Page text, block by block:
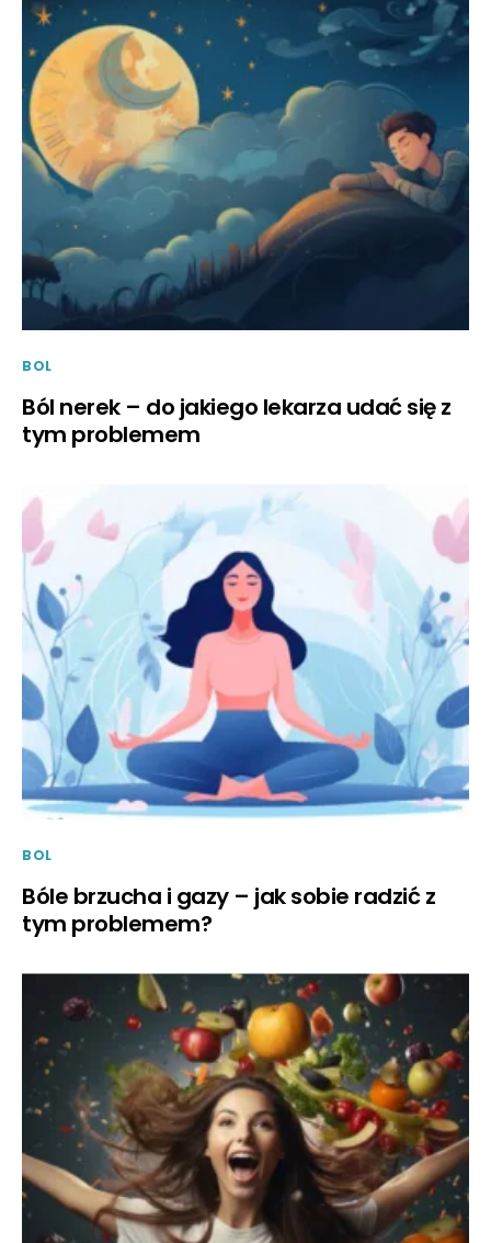
BOL
Ból nerek – do jakiego lekarza udać się z
tym problemem
BOL
Bóle brzucha i gazy – jak sobie radzić z
tym problemem?